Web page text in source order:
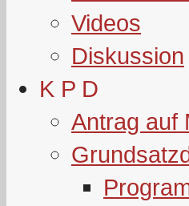
Videos
Diskussion
K P D
Antrag auf